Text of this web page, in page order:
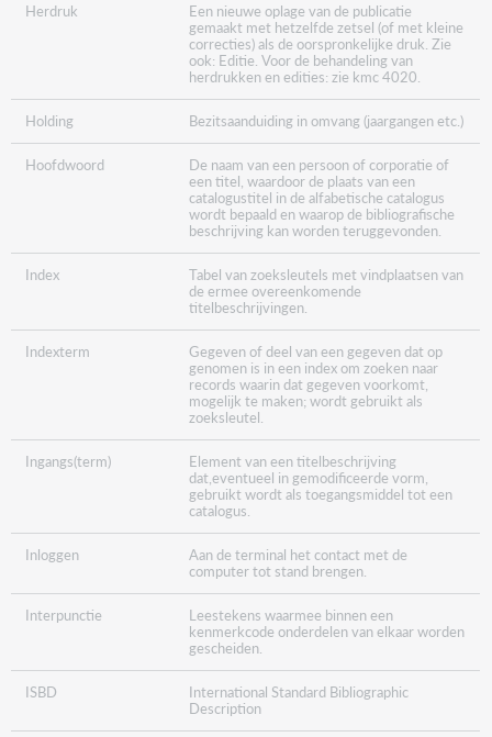
Herdruk
Een nieuwe oplage van de publicatie
gemaakt met hetzelfde zetsel (of met kleine
correcties) als de oorspronkelijke druk. Zie
ook: Editie. Voor de behandeling van
herdrukken en edities: zie kmc 4020.
Holding Bezitsaanduiding in omvang (jaargangen etc.)
Hoofdwoord
De naam van een persoon of corporatie of
een titel, waardoor de plaats van een
catalogustitel in de alfabetische catalogus
wordt bepaald en waarop de bibliografische
beschrijving kan worden teruggevonden.
Index
Tabel van zoeksleutels met vindplaatsen van
de ermee overeenkomende
titelbeschrijvingen.
Indexterm
Gegeven of deel van een gegeven dat op
genomen is in een index om zoeken naar
records waarin dat gegeven voorkomt,
mogelijk te maken; wordt gebruikt als
zoeksleutel.
Ingangs(term)
Element van een titelbeschrijving
dat,eventueel in gemodificeerde vorm,
gebruikt wordt als toegangsmiddel tot een
catalogus.
Inloggen
Aan de terminal het contact met de
computer tot stand brengen.
Interpunctie
Leestekens waarmee binnen een
kenmerkcode onderdelen van elkaar worden
gescheiden.
ISBD
International Standard Bibliographic
Description